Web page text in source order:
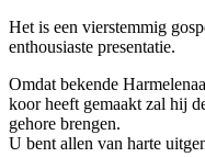
Het is een vierstemmig
enthousiaste presentatie.
Omdat bekende
koor heeft gemaakt zal hij
gehore brengen.
U bent allen van harte